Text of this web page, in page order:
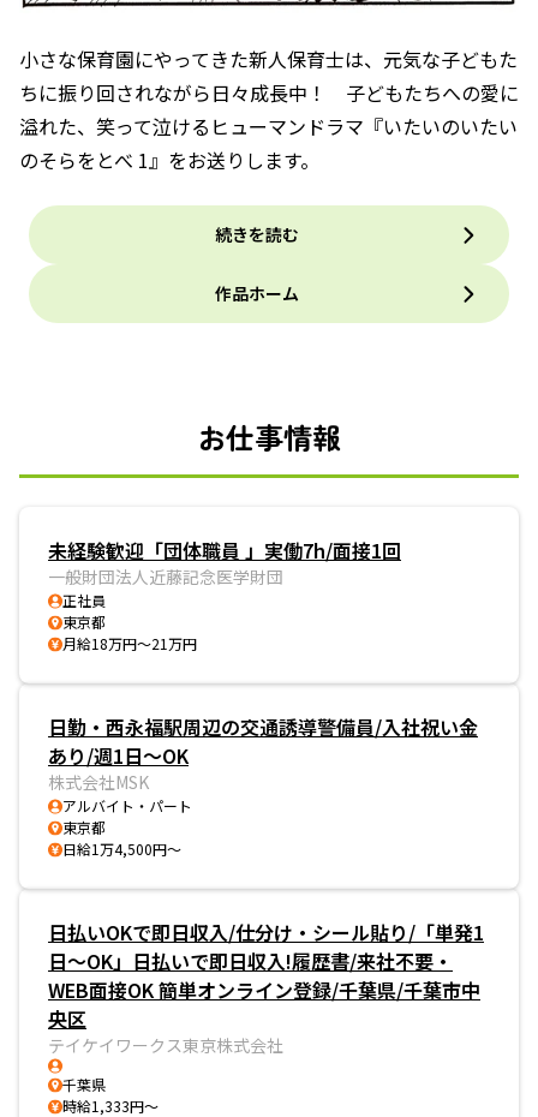
小さな保育園にやってきた新人保育士は、元気な子どもた
ちに振り回されながら日々成長中！ 子どもたちへの愛に
溢れた、笑って泣けるヒューマンドラマ『いたいのいたい
のそらをとべ 1』をお送りします。
続きを読む
作品ホーム
お仕事情報
未経験歓迎「団体職員 」実働7h/面接1回
一般財団法人近藤記念医学財団
正社員
東京都
月給18万円～21万円
日勤・西永福駅周辺の交通誘導警備員/入社祝い金
あり/週1日～OK
株式会社MSK
アルバイト・パート
東京都
日給1万4,500円～
日払いOKで即日収入/仕分け・シール貼り/「単発1
日～OK」日払いで即日収入!履歴書/来社不要・
WEB面接OK 簡単オンライン登録/千葉県/千葉市中
央区
テイケイワークス東京株式会社
千葉県
時給1,333円～